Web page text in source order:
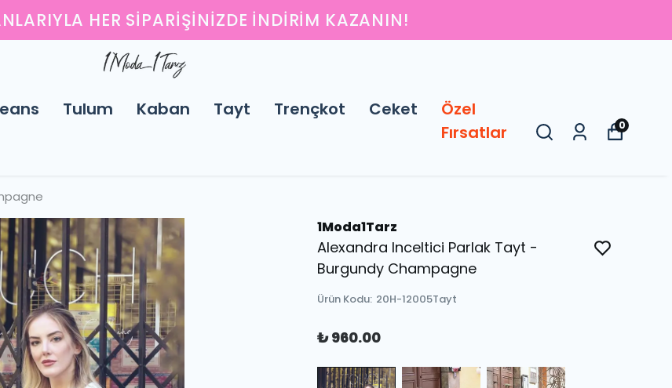
EN ŞIK PARÇALARINI KEŞFEDIN
Tulum Kaban Tayt Trençkot Ceket
Özel
Fırsatlar
0
1Moda1Tarz
Alexandra Inceltici Parlak Tayt -
Burgundy Champagne
Ürün Kodu: 20H-12005Tayt
₺ 960.00